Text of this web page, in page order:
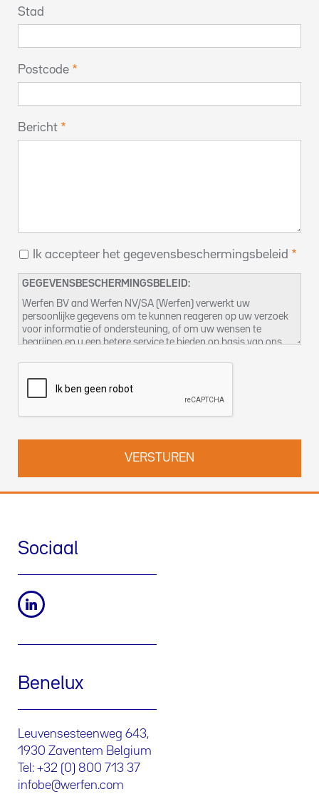
Stad
Postcode
Bericht
Ik accepteer het gegevensbeschermingsbeleid
GEGEVENSBESCHERMINGSBELEID:
Werfen BV and Werfen NV/SA (Werfen) verwerkt uw
persoonlijke gegevens om te kunnen reageren op uw verzoek
voor informatie of ondersteuning, of om uw wensen te
begrijpen en u een betere service te bieden op basis van ons
onsPrivacybeleid
een mail te sturen naarDPO-bnl@werfen.com
Sociaal
Benelux
Leuvensesteenweg 643,
1930 Zaventem Belgium
Tel: +32 (0) 800 713 37
infobe@werfen.com